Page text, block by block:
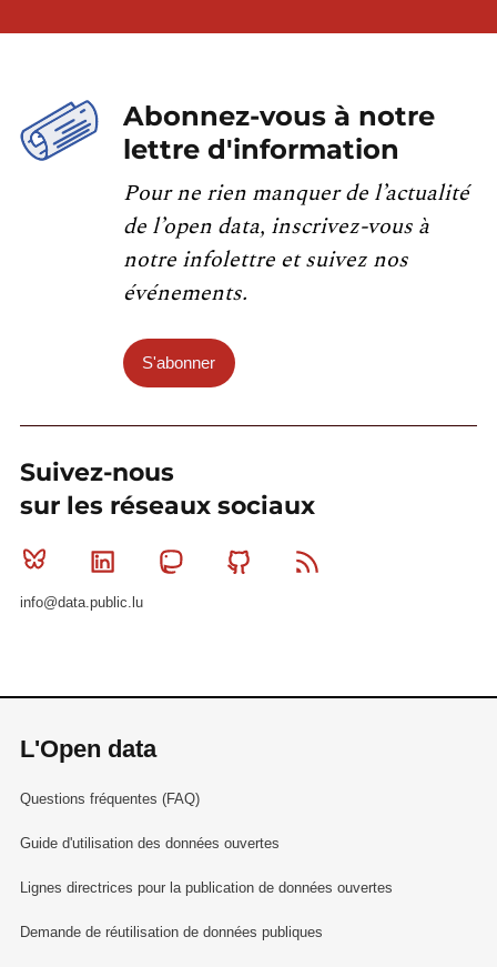
Abonnez-vous à notre
lettre d'information
Pour ne rien manquer de l’actualité
de l’open data, inscrivez-vous à
notre infolettre et suivez nos
événements.
S'abonner
Suivez-nous
sur les réseaux sociaux
Bluesky Linkedin MastodonGithub
info@data.public.lu
L'Open data
Questions fréquentes (FAQ)
Guide d'utilisation des données ouvertes
Lignes directrices pour la publication de données ouvertes
Demande de réutilisation de données publiques